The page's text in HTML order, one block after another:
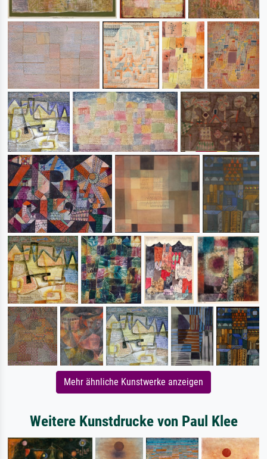
Mehr ähnliche Kunstwerke anzeigen
Weitere Kunstdrucke von Paul Klee